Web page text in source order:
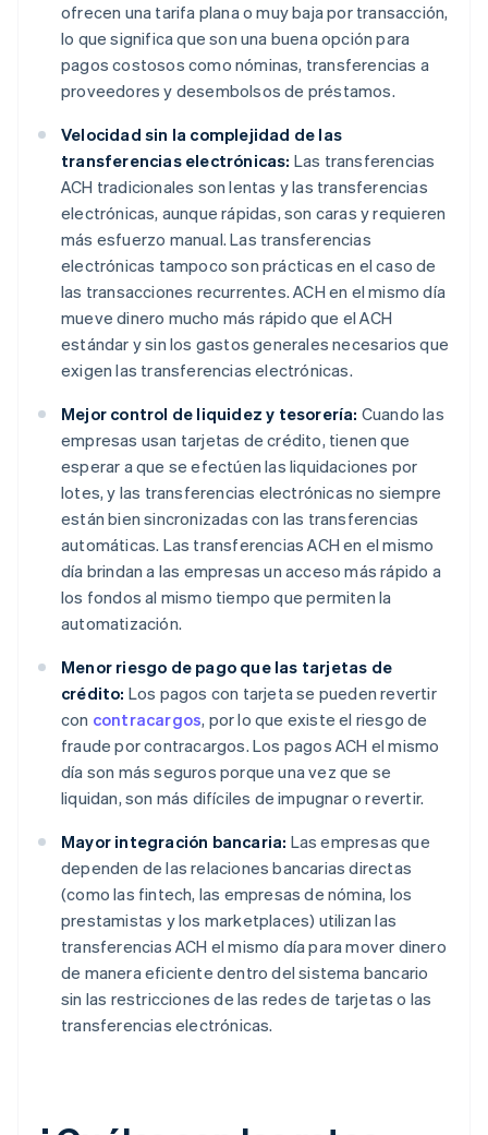
ofrecen una tarifa plana o muy baja por transacción,
lo que significa que son una buena opción para
pagos costosos como nóminas, transferencias a
proveedores y desembolsos de préstamos.
Velocidad sin la complejidad de las
transferencias electrónicas: Las transferencias
ACH tradicionales son lentas y las transferencias
electrónicas, aunque rápidas, son caras y requieren
más esfuerzo manual. Las transferencias
electrónicas tampoco son prácticas en el caso de
las transacciones recurrentes. ACH en el mismo día
mueve dinero mucho más rápido que el ACH
estándar y sin los gastos generales necesarios que
exigen las transferencias electrónicas.
Mejor control de liquidez y tesorería: Cuando las
empresas usan tarjetas de crédito, tienen que
esperar a que se efectúen las liquidaciones por
lotes, y las transferencias electrónicas no siempre
están bien sincronizadas con las transferencias
automáticas. Las transferencias ACH en el mismo
día brindan a las empresas un acceso más rápido a
los fondos al mismo tiempo que permiten la
automatización.
Menor riesgo de pago que las tarjetas de
crédito: Los pagos con tarjeta se pueden revertir
con contracargos, por lo que existe el riesgo de
fraude por contracargos. Los pagos ACH el mismo
día son más seguros porque una vez que se
liquidan, son más difíciles de impugnar o revertir.
Mayor integración bancaria: Las empresas que
dependen de las relaciones bancarias directas
(como las fintech, las empresas de nómina, los
prestamistas y los marketplaces) utilizan las
transferencias ACH el mismo día para mover dinero
de manera eficiente dentro del sistema bancario
sin las restricciones de las redes de tarjetas o las
transferencias electrónicas.